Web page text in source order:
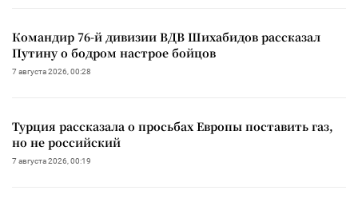
Командир 76-й дивизии ВДВ Шихабидов рассказал
Путину о бодром настрое бойцов
7 августа 2026, 00:28
Турция рассказала о просьбах Европы поставить газ,
но не российский
7 августа 2026, 00:19